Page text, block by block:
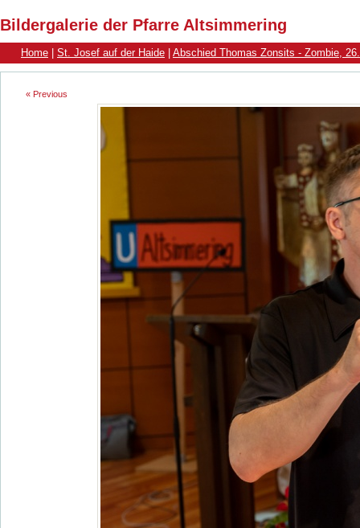
Bildergalerie der Pfarre Altsimmering
Home St. Josef auf der Haide Abschied Thomas Zonsits - Zombie,
« Previous